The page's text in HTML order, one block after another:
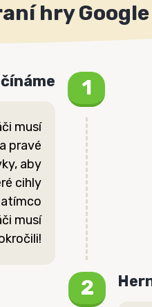
hry
musí
pravé
aby
cihly
musí